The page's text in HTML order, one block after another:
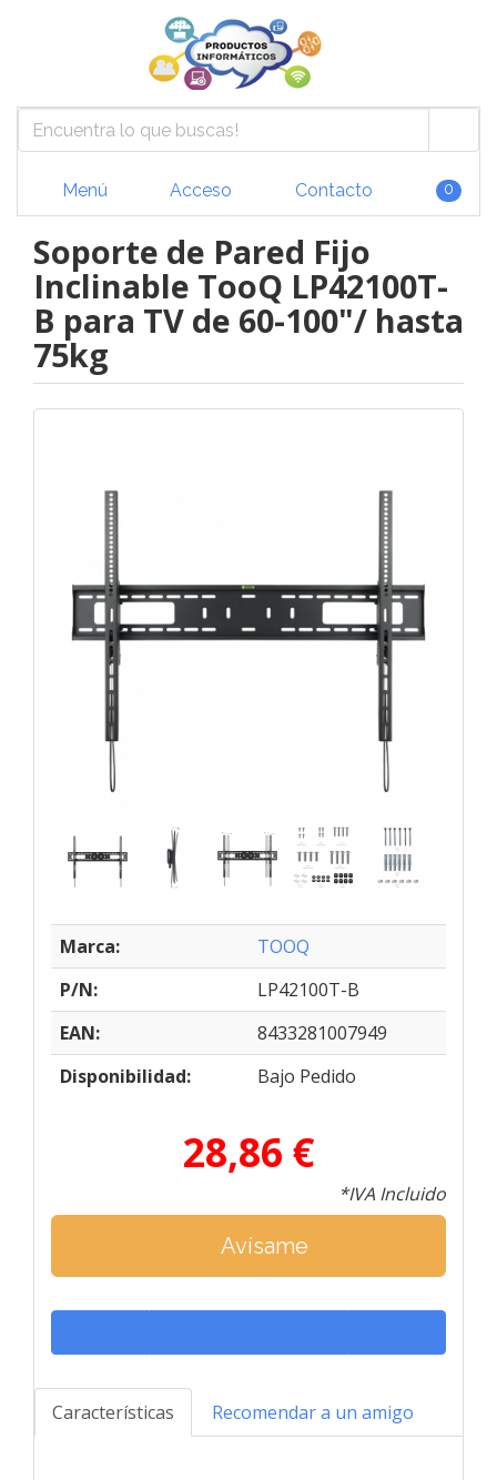
Menú Acceso Contacto 0
Soporte de Pared Fijo
Inclinable TooQ LP42100T-
B para TV de 60-100"/ hasta
75kg
Marca:
TOOQ
P/N:
LP42100T-B
EAN:
8433281007949
Disponibilidad:
Bajo Pedido
28,86 €
*IVA Incluido
Avísame
Características Recomendar a un amigo